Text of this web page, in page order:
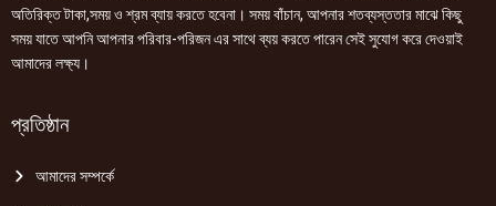
অতিরিক্ত টাকা,সময় ও শ্রম ব্যায় করতে হবেনা। সময় বাঁচান, আপনার শতব্যস্ততার মাঝে কিছু
সময় যাতে আপনি আপনার পরিবার-পরিজন এর সাথে ব্যয় করতে পারেন সেই সুযোগ করে দেওয়াই
আমাদের লক্ষ্য।
প্রতিষ্ঠান
আমাদের সম্পর্কে